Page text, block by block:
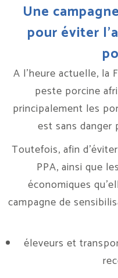
Une
pour éviter
A l’heure actuelle, la
peste porcine
principalement les
est sans danger
Toutefois, afin
PPA, ainsi que
économiques
campagne de
éleveurs et